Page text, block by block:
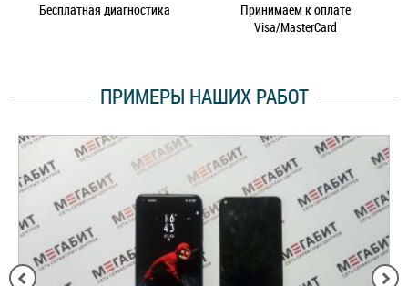
Бесплатная диагностика
Принимаем к оплате
Visa/MasterCard
ПРИМЕРЫ НАШИХ РАБОТ